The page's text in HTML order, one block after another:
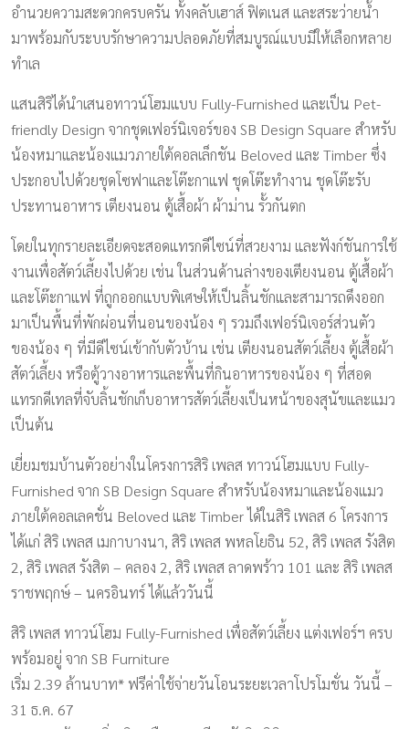
อำนวยความสะดวกครบครัน ทั้งคลับเฮาส์ ฟิตเนส และสระว่ายน้ำ
มาพร้อมกับระบบรักษาความปลอดภัยที่สมบูรณ์แบบมีให้เลือกหลาย
ทำเล
แสนสิริได้นำเสนอทาวน์โฮมแบบ Fully-Furnished และเป็น Pet-
friendly Design จากชุดเฟอร์นิเจอร์ของ SB Design Square สำหรับ
น้องหมาและน้องแมวภายใต้คอลเล็กชัน Beloved และ Timber ซึ่ง
ประกอบไปด้วยชุดโซฟาและโต๊ะกาแฟ ชุดโต๊ะทำงาน ชุดโต๊ะรับ
ประทานอาหาร เตียงนอน ตู้เสื้อผ้า ผ้าม่าน รั้วกันตก
โดยในทุกรายละเอียดจะสอดแทรกดีไซน์ที่สวยงาม และฟังก์ชันการใช้
งานเพื่อสัตว์เลี้ยงไปด้วย เช่น ในส่วนด้านล่างของเตียงนอน ตู้เสื้อผ้า
และโต๊ะกาแฟ ที่ถูกออกแบบพิเศษให้เป็นลิ้นชักและสามารถดึงออก
มาเป็นพื้นที่พักผ่อนที่นอนของน้อง ๆ รวมถึงเฟอร์นิเจอร์ส่วนตัว
ของน้อง ๆ ที่มีดีไซน์เข้ากับตัวบ้าน เช่น เตียงนอนสัตว์เลี้ยง ตู้เสื้อผ้า
สัตว์เลี้ยง หรือตู้วางอาหารและพื้นที่กินอาหารของน้อง ๆ ที่สอด
แทรกดีเทลที่จับลิ้นชักเก็บอาหารสัตว์เลี้ยงเป็นหน้าของสุนัขและแมว
เป็นต้น
เยี่ยมชมบ้านตัวอย่างในโครงการสิริ เพลส ทาวน์โฮมแบบ Fully-
Furnished จาก SB Design Square สำหรับน้องหมาและน้องแมว
ภายใต้คอลเลคชั่น Beloved และ Timber ได้ในสิริ เพลส 6 โครงการ
ได้แก่ สิริ เพลส เมกาบางนา, สิริ เพลส พหลโยธิน 52, สิริ เพลส รังสิต
2, สิริ เพลส รังสิต – คลอง 2, สิริ เพลส ลาดพร้าว 101 และ สิริ เพลส
ราชพฤกษ์ – นครอินทร์ ได้แล้ววันนี้
สิริ เพลส ทาวน์โฮม Fully-Furnished เพื่อสัตว์เลี้ยง แต่งเฟอร์ฯ ครบ
พร้อมอยู่ จาก SB Furniture
เริ่ม 2.39 ล้านบาท* ฟรีค่าใช้จ่ายวันโอนระยะเวลาโปรโมชั่น วันนี้ –
31 ธ.ค. 67